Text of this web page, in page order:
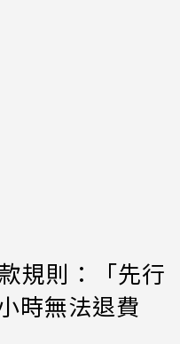
規則：「先行
時無法退費